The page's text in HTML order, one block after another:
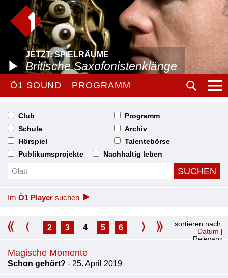
JETZT: SPIELRÄUME
Britische Saxofonistenklänge
Ö1 SOUND PROGRAMM
Club
Programm
Schule
Archiv
Hörspiel
Talentebörse
Publikumsprojekte
Nachhaltig leben
Im Ö1 Player suchen
2 3 4 5 6
sortieren nach:
Datum |
Relevanz
Magische Momente
Schon gehört? - 25. April 2019